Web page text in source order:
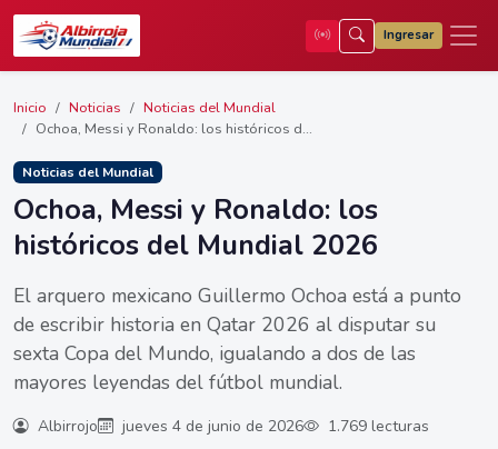
Ingresar
Inicio Noticias
Noticias del Mundial
Ochoa, Messi y Ronaldo: los históricos d...
Noticias del Mundial
Ochoa, Messi y Ronaldo: los
históricos del Mundial 2026
El arquero mexicano Guillermo Ochoa está a punto
de escribir historia en Qatar 2026 al disputar su
sexta Copa del Mundo, igualando a dos de las
mayores leyendas del fútbol mundial.
Albirrojo jueves 4 de junio de 2026 1.769 lecturas